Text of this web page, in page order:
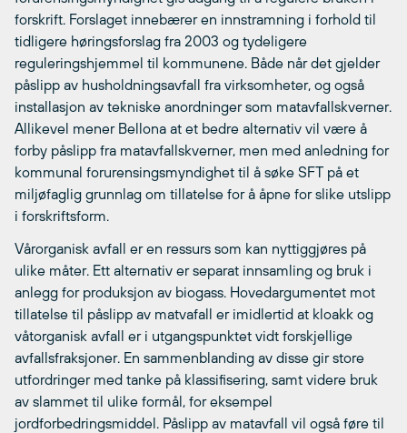
forskrift. Forslaget innebærer en innstramning i forhold til
tidligere høringsforslag fra 2003 og tydeligere
reguleringshjemmel til kommunene. Både når det gjelder
påslipp av husholdningsavfall fra virksomheter, og også
installasjon av tekniske anordninger som matavfallskverner.
Allikevel mener Bellona at et bedre alternativ vil være å
forby påslipp fra matavfallskverner, men med anledning for
kommunal forurensingsmyndighet til å søke SFT på et
miljøfaglig grunnlag om tillatelse for å åpne for slike utslipp
i forskriftsform.
Vårorganisk avfall er en ressurs som kan nyttiggjøres på
ulike måter. Ett alternativ er separat innsamling og bruk i
anlegg for produksjon av biogass. Hovedargumentet mot
tillatelse til påslipp av matvafall er imidlertid at kloakk og
våtorganisk avfall er i utgangspunktet vidt forskjellige
avfallsfraksjoner. En sammenblanding av disse gir store
utfordringer med tanke på klassifisering, samt videre bruk
av slammet til ulike formål, for eksempel
jordforbedringsmiddel. Påslipp av matavfall vil også føre til